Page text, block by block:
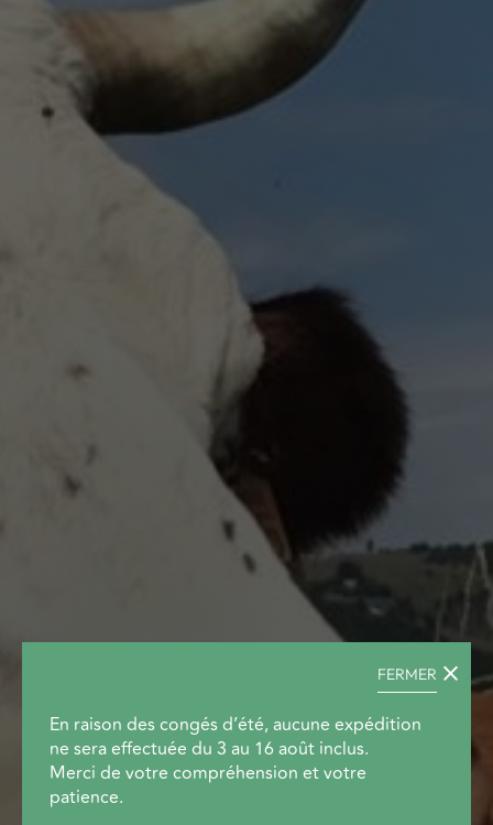
FERMER
En raison des congés d’été, aucune expédition
ne sera effectuée du 3 au 16 août inclus.
Merci de votre compréhension et votre
patience.